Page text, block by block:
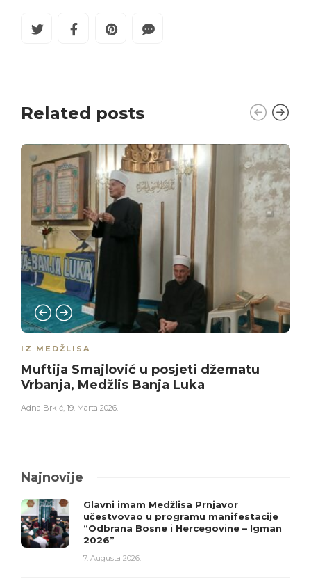
Related posts
IZ MEDŽLISA
Muftija Smajlović u posjeti džematu
Vrbanja, Medžlis Banja Luka
Adna Brkić, 19. Marta 2026.
Najnovije
Glavni imam Medžlisa Prnjavor
učestvovao u programu manifestacije
“Odbrana Bosne i Hercegovine – Igman
2026”
7. Augusta 2026.